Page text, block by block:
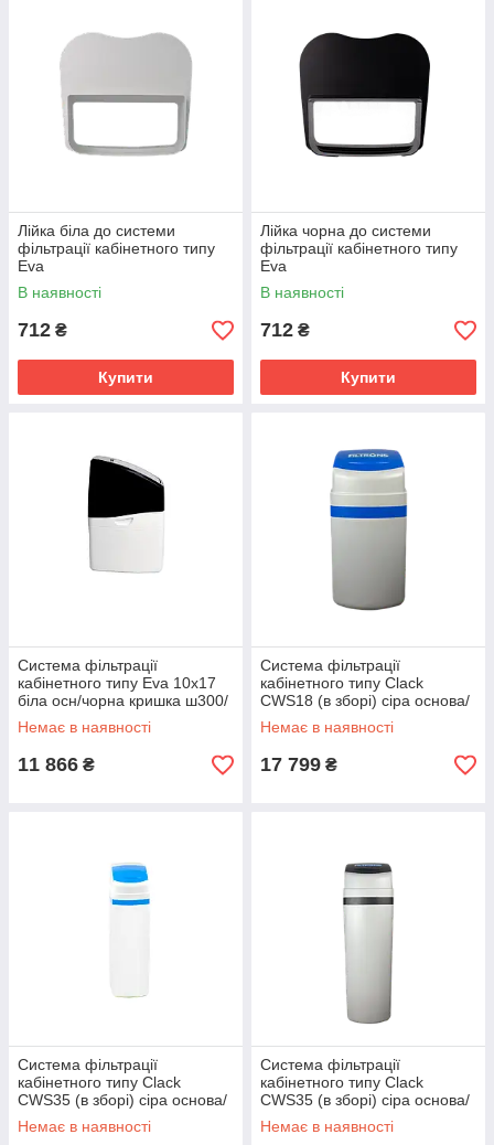
Лійка біла до системи
фільтрації кабінетного типу
Eva
В наявності
712 ₴
Купити
Лійка чорна до системи
фільтрації кабінетного типу
Eva
В наявності
712 ₴
Купити
Система фільтрації
кабінетного типу Eva 10x17
біла осн/чорна кришка ш300/
г500/ в741
Немає в наявності
11 866 ₴
Система фільтрації
кабінетного типу Clack
CWS18 (в зборі) сіра основа/
синя кришка ш350/ г520/
в705
Немає в наявності
17 799 ₴
Система фільтрації
кабінетного типу Clack
CWS35 (в зборі) сіра основа/
синя кришка ш350/ г520/
в1130
Немає в наявності
Система фільтрації
кабінетного типу Clack
CWS35 (в зборі) сіра основа/
сіра кришка ш350/ г520/
в1130
Немає в наявності